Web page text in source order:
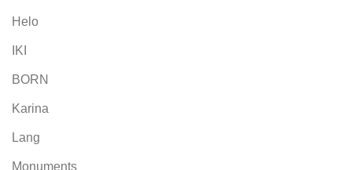
Helo
IKI
BORN
Karina
Lang
Monuments